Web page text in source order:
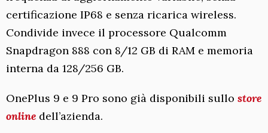
certificazione IP68 e senza ricarica wireless.
Condivide invece il processore Qualcomm
Snapdragon 888 con 8/12 GB di RAM e memoria
interna da 128/256 GB.
OnePlus 9 e 9 Pro sono già disponibili sullo store
online dell’azienda.